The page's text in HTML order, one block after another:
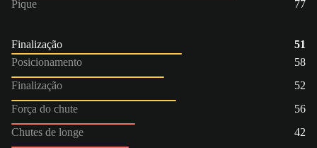
Pique
77
Finalização
51
Posicionamento
58
Finalização
52
Força do chute
56
Chutes de longe
42